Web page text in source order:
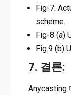
Fig-7:
scheme.
Fig-8 (a)
Fig.9 (b)
7. 결론:
Anycasting